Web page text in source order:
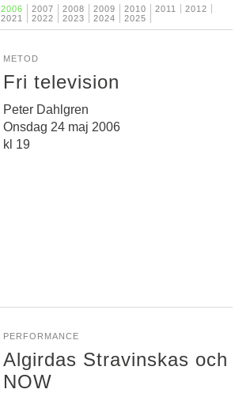
2006 2007 2008 2009 2010 2011
2012
2021 2022 2023 2024 2025
METOD
Fri television
Peter Dahlgren
Onsdag 24 maj 2006
kl 19
PERFORMANCE
Algirdas Stravinskas och
NOW